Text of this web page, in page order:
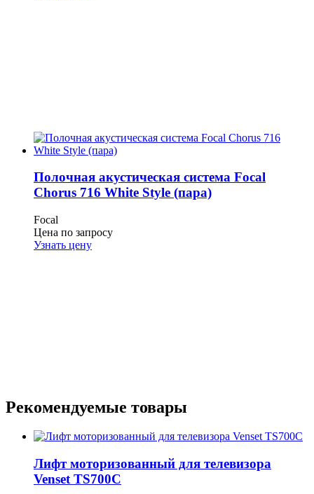
Полочная акустическая система Focal
Chorus 716 White Style (пара)
Focal
Цена по запросу
Узнать цену
Рекомендуемые товары
Лифт моторизованный для телевизора
Venset TS700С